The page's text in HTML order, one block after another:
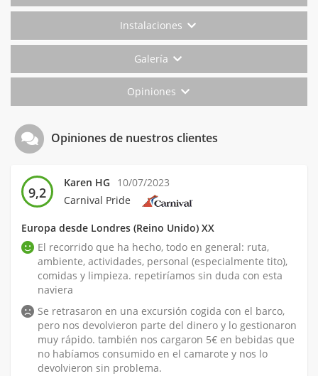
Instalaciones
Galería
Opiniones
Opiniones de nuestros clientes
9,2
Karen HG
10/07/2023
Carnival Pride
Europa desde Londres (Reino Unido) XX
El recorrido que ha hecho, todo en general: ruta,
ambiente, actividades, personal (especialmente tito),
comidas y limpieza. repetiríamos sin duda con esta
naviera
Se retrasaron en una excursión cogida con el barco,
pero nos devolvieron parte del dinero y lo gestionaron
muy rápido. también nos cargaron 5€ en bebidas que
no habíamos consumido en el camarote y nos lo
devolvieron sin problema.